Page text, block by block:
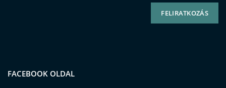
FACEBOOK OLDAL